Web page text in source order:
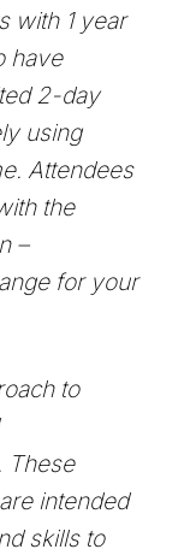
with 1 year
have
2-day
using
Attendees
the
–
for your
to
These
intended
skills to